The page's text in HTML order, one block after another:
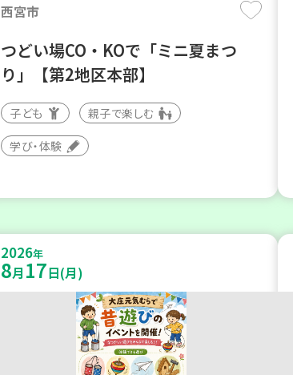
西宮市
つどい場CO・KOで「ミニ夏まつ
り」【第2地区本部】
子ども 親子で楽しむ
学び・体験
2026年
8月 17日(月)